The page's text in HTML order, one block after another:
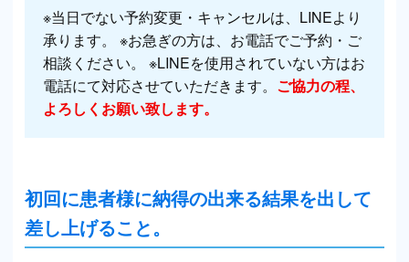
※当日でない予約変更・キャンセルは、LINEより
承ります。 ※お急ぎの方は、お電話でご予約・ご
相談ください。 ※LINEを使用されていない方はお
電話にて対応させていただきます。 ご協力の程、
よろしくお願い致します。
初回に患者様に納得の出来る結果を出して
差し上げること。